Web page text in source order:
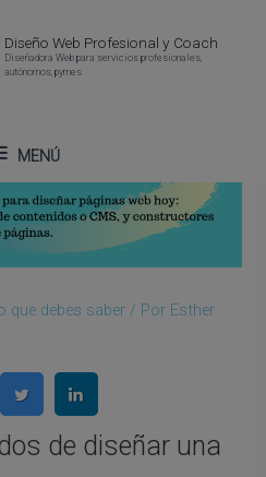
Diseño Web Profesional y Coach
Diseñadora Web para servicios profesionales,
autónomos, pymes
MENÚ
que debes saber / Por Esther
de diseñar una